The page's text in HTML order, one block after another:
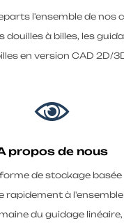
l'ensemble de nos
douilles à billes, les
en version CAD 2D/
propos de nous
de stockage basée
rapidement à
du guidage linéaire,